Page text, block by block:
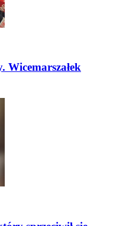
Wicemarszałek